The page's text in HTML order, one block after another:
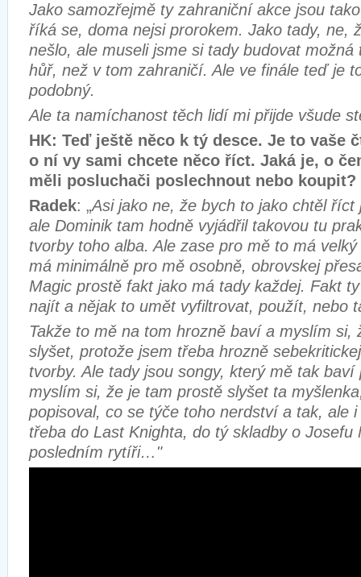
Jako samozřejmě ty zahraniční akce jsou
říká se, doma nejsi prorokem. Jako tady, ne,
nešlo, ale museli jsme si tady budovat možná
hůř, než v tom zahraničí. Ale ve finále teď je
podobný.
Ale ta namíchanost těch lidí mi přijde všude
HK: Teď ještě něco k tý desce. Je to vaše
o ní vy sami chcete něco říct. Jaká je, o
měli posluchači poslechnout nebo koupit?
Radek: „Asi jako ne, že bych to jako chtěl říct
ale Dominik tam hodně vyjádřil takovou tu
tvorby toho alba. Ale zase pro mě to má
má minimálně pro mě osobně, obrovskej
Magic prostě fakt jako má tady každej. Fakt
najít a nějak to umět vyfiltrovat, použít, nebo
Takže to mě na tom hrozně baví a myslím si,
slyšet, protože jsem třeba hrozně
tvorby. Ale tady jsou songy, který mě tak baví
myslím si, že je tam prostě slyšet ta
popisoval, co se týče toho nerdství a tak, ale
třeba do Last Knighta, do tý skladby o Josefu
posledním rytíři…"